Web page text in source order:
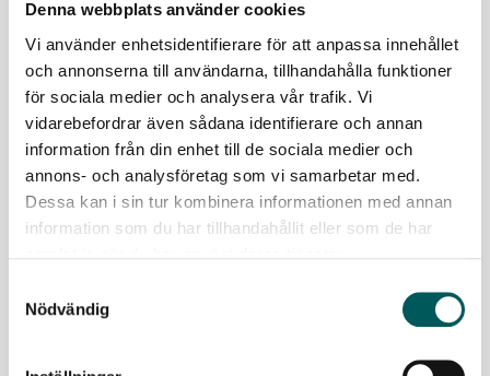
Denna webbplats använder cookies
Vi använder enhetsidentifierare för att anpassa innehållet
och annonserna till användarna, tillhandahålla funktioner
för sociala medier och analysera vår trafik. Vi
vidarebefordrar även sådana identifierare och annan
information från din enhet till de sociala medier och
annons- och analysföretag som vi samarbetar med.
Dessa kan i sin tur kombinera informationen med annan
information som du har tillhandahållit eller som de har
Nödvändig
1% källsorterar inte
I årets Återvinningskompass har Demoskop på uppdrag
av Avfall Sverige frågat drygt 1 000 svenskar om deras
källsorteringsvanor. De flesta tycker att det är rätt sak
att göra.
LÄS MER